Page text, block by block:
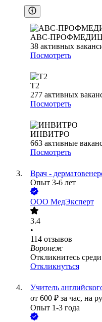
АВС-
38 активных
Посмотреть
T2
277 активных
Посмотреть
ИНВИТРО
663 активные
Посмотреть
Врач -
Опыт 3-6 лет
ООО МедЭксперт
3.4
•
114 отзывов
Воронеж
Откликнитесь
Откликнуться
Учитель
от 600 ₽ за час, на
Опыт 1-3 года